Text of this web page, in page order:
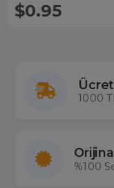
$0.95
1000
%100